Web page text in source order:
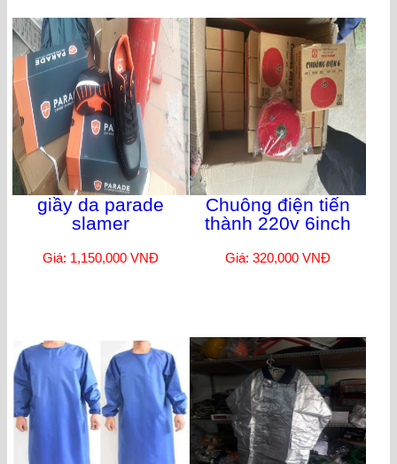
giầy da parade
slamer
Giá: 1,150,000 VNĐ
Chuông điện tiến
thành 220v 6inch
Giá: 320,000 VNĐ